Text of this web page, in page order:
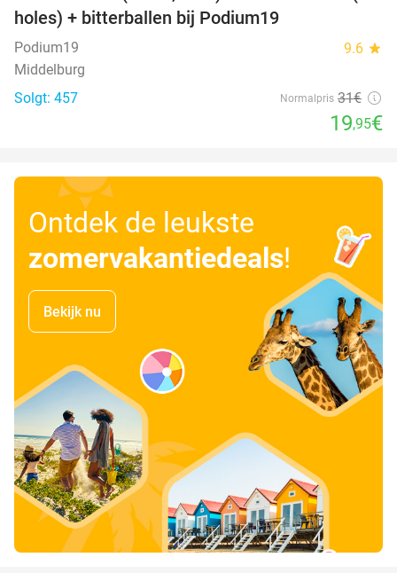
holes) + bitterballen bij Podium19
Podium19 9.6 star
Middelburg
Solgt: 457
Normalpris 31€
19,95€
Ontdek de leukste
zomervakantiedeals!
Bekijk nu